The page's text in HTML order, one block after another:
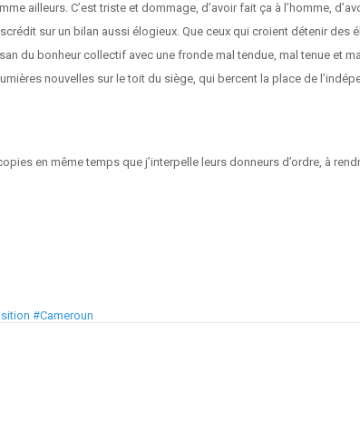
ailleurs. C’est triste et dommage, d’avoir fait ça à l’homme,
sur un bilan aussi élogieux. Que ceux qui croient détenir
du bonheur collectif avec une fronde mal tendue, mal tenue et
nouvelles sur le toit du siège, qui bercent la place de
en même temps que j’interpelle leurs donneurs d’ordre, à
#Cameroun